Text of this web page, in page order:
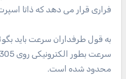
فراری قرار می دهد که ذاتا
به قول طرفداران سرعت باید
محدود شده است.